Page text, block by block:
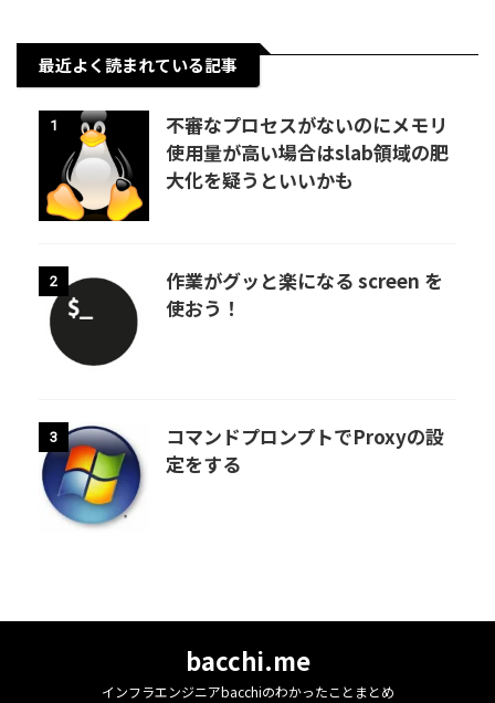
最近よく読まれている記事
1
不審なプロセスがないのにメモリ
使用量が高い場合はslab領域の肥
大化を疑うといいかも
2
作業がグッと楽になる screen を
使おう！
3
コマンドプロンプトでProxyの設
定をする
bacchi.me
インフラエンジニアbacchiのわかったことまとめ